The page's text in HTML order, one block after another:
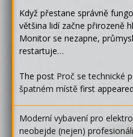
Když přestane správně
většina lidí začne přirozeně
Monitor se nezapne,
restartuje…
The post Proč se technické
špatném místě first
Moderní vybavení pro
neobejde (nejen)